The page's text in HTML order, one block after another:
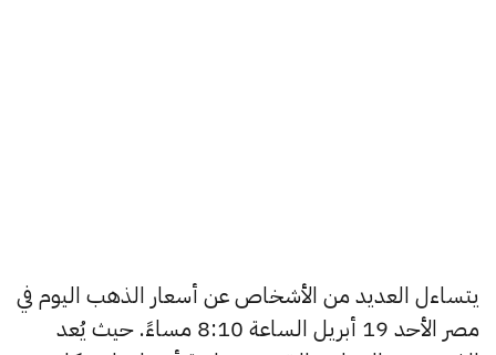
يتساءل العديد من الأشخاص عن أسعار الذهب اليوم في
مصر الأحد 19 أبريل الساعة 8:10 مساءً. حيث يُعد